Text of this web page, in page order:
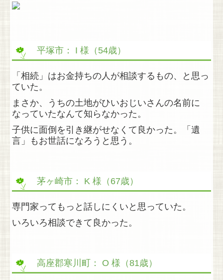
財産承継
相続手続きサポート
相続税申告等
⇒ 相続税申告
⇒ 相続税のシミュレーション
料金表
ライフプランのおはなし
平塚市： I 様（54歳）
「相続」はお金持ちの人が相談するもの、と思っ
ていた。
まさか、うちの土地がひいおじいさんの名前に
なっていたなんて知らなかった。
子供に面倒を引き継がせなくて良かった。「遺
言」もお世話になろうと思う。
茅ヶ崎市： K 様（67歳）
専門家ってもっと話しにくいと思っていた。
いろいろ相談できて良かった。
高座郡寒川町： O 様（81歳）